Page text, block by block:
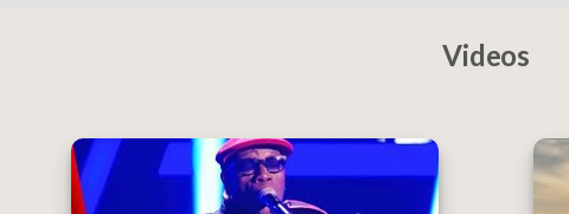
Videos